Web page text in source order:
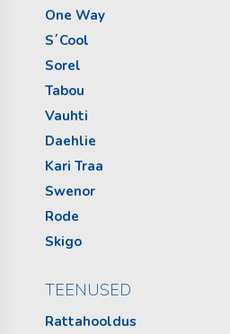
One Way
S´Cool
Sorel
Tabou
Vauhti
Daehlie
Kari Traa
Swenor
Rode
Skigo
TEENUSED
Rattahooldus